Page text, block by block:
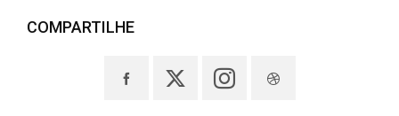
COMPARTILHE